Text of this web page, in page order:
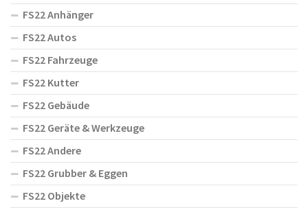
FS22 Anhänger
FS22 Autos
FS22 Fahrzeuge
FS22 Kutter
FS22 Gebäude
FS22 Geräte & Werkzeuge
FS22 Andere
FS22 Grubber & Eggen
FS22 Objekte